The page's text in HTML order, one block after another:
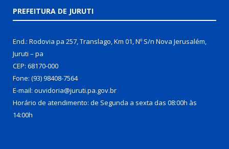
PREFEITURA DE JURUTI
End.: Rodovia pa 257, Translago, Km 01, Nº S/n Nova Jerusalém,
Juruti – pa
CEP: 68170-000
Fone: (93) 98408-7564
E-mail: ouvidoria@juruti.pa.gov.br
Horário de atendimento: de Segunda a sexta das 08:00h às
14:00h